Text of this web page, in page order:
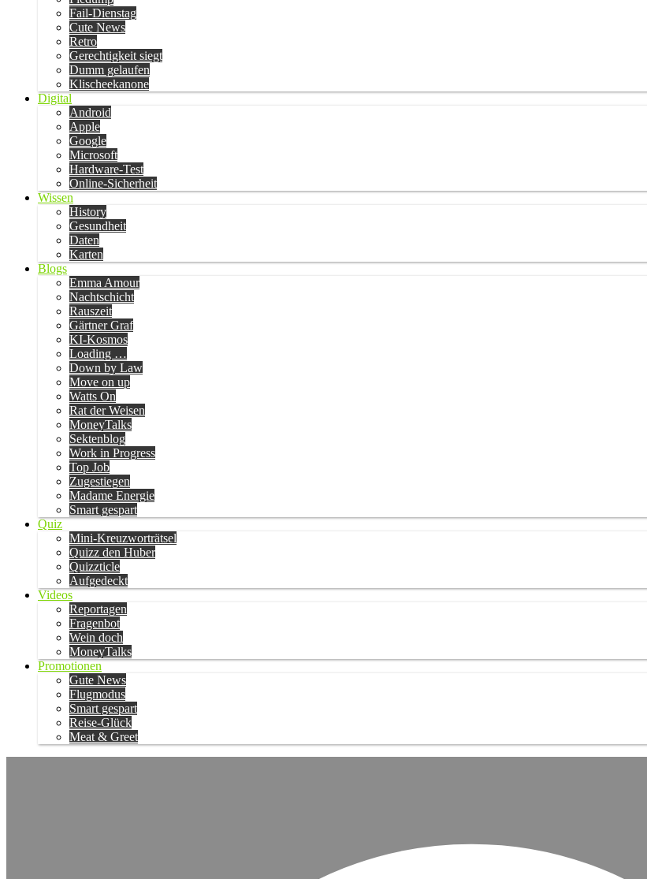
Fail-Dienstag
Cute News
Retro
Gerechtigkeit siegt
Dumm gelaufen
Klischeekanone
Digital
Android
Apple
Google
Microsoft
Hardware-Test
Online-Sicherheit
Wissen
History
Gesundheit
Daten
Karten
Blogs
Emma Amour
Nachtschicht
Rauszeit
Gärtner Graf
KI-Kosmos
Loading …
Down by Law
Move on up
Watts On
Rat der Weisen
MoneyTalks
Sektenblog
Work in Progress
Top Job
Zugestiegen
Madame Energie
Smart gespart
Quiz
Mini-Kreuzworträtsel
Quizz den Huber
Quizzticle
Aufgedeckt
Videos
Reportagen
Fragenbot
Wein doch
MoneyTalks
Promotionen
Gute News
Flugmodus
Smart gespart
Reise-Glück
Meat & Greet